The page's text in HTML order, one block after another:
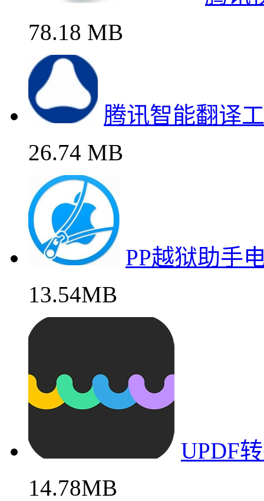
78.18 MB
腾讯智能翻译
26.74 MB
PP越狱助手
13.54MB
UPDF
14.78MB